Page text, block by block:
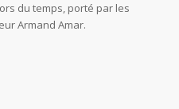
du temps, porté par les
Armand Amar.